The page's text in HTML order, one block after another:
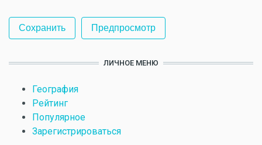
ЛИЧНОЕ МЕНЮ
География
Рейтинг
Популярное
Зарегистрироваться